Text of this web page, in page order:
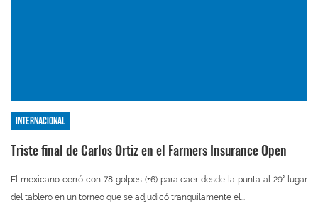
Internacional
Triste final de Carlos Ortiz en el Farmers Insurance Open
El mexicano cerró con 78 golpes (+6) para caer desde la punta al 29° lugar
del tablero en un torneo que se adjudicó tranquilamente el...